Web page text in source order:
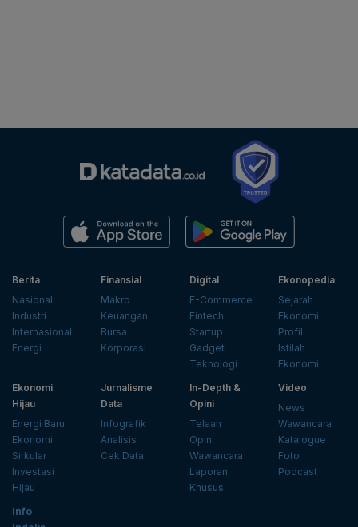
Berita
Nasional
Industri
Internasional
Energi
Finansial
Makro
Keuangan
Bursa
Korporasi
Digital
E-Commerce
Fintech
Startup
Gadget
Teknologi
Ekonopedia
Sejarah
Ekonomi
Profil
Istilah
Ekonomi
Ekonomi
Hijau
Energi Baru
Ekonomi
Sirkular
Investasi
Hijau
Jurnalisme
Data
Infografik
Analisis
Cek Data
In-Depth &
Opini
Telaah
Opini
Wawancara
Laporan
Khusus
Video
News
Wawancara
Katalogue
Foto
Podcast
Info